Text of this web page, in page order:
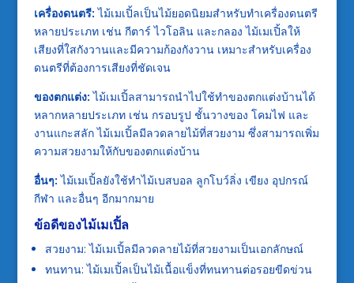
เครื่องดนตรี: ไม้เมเปิ้ลเป็นไม้ยอดนิยมสำหรับทำเครื่องดนตรี
หลายประเภท เช่น กีตาร์ ไวโอลิน และกลอง ไม้เมเปิ้ลให้
เสียงที่ใสกังวานและมีความก้องกังวาน เหมาะสำหรับเครื่อง
ดนตรีที่ต้องการเสียงที่ชัดเจน
ของตกแต่ง: ไม้เมเปิ้ลสามารถนำไปใช้ทำของตกแต่งบ้านได้
หลากหลายประเภท เช่น กรอบรูป ชั้นวางของ โคมไฟ และ
งานแกะสลัก ไม้เมเปิ้ลมีลวดลายไม้ที่สวยงาม ซึ่งสามารถเพิ่ม
ความสวยงามให้กับของตกแต่งบ้าน
อื่นๆ: ไม้เมเปิ้ลยังใช้ทำไม้เบสบอล ลูกโบว์ลิ่ง เขียง อุปกรณ์
กีฬา และอื่นๆ อีกมากมาย
ข้อดีของไม้เมเปิ้ล
สวยงาม: ไม้เมเปิ้ลมีลวดลายไม้ที่สวยงามเป็นเอกลักษณ์
ทนทาน: ไม้เมเปิ้ลเป็นไม้เนื้อแข็งที่ทนทานต่อรอยขีดข่วน